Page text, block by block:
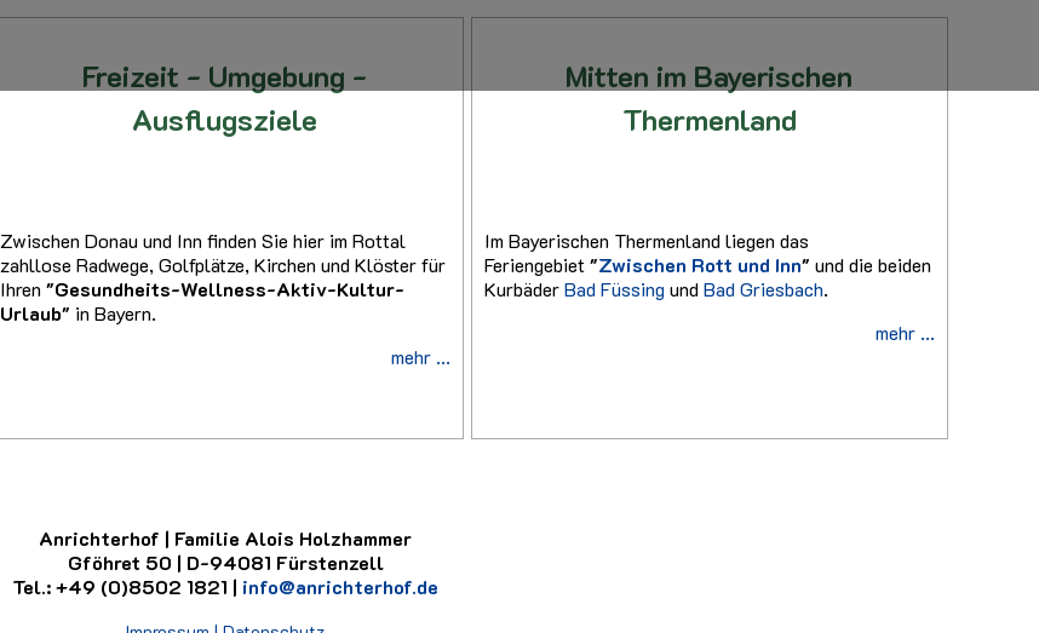
Freizeit - Umgebung -
Ausflugsziele
Zwischen Donau und Inn finden Sie hier im Rottal
zahllose Radwege, Golfplätze, Kirchen und Klöster für
Ihren"Gesundheits-Wellness-Aktiv-Kultur-
Urlaub" in Bayern.
mehr ...
Mitten im Bayerischen
Thermenland
Im Bayerischen Thermenland liegen das
Feriengebiet"Zwischen Rott und Inn" und die beiden
KurbäderBad Füssing undBad Griesbach.
mehr ...
Anrichterhof | Familie Alois Holzhammer
Gföhret 50 | D-94081 Fürstenzell
Tel.: +49 (0)8502 1821 | info@anrichterhof.de